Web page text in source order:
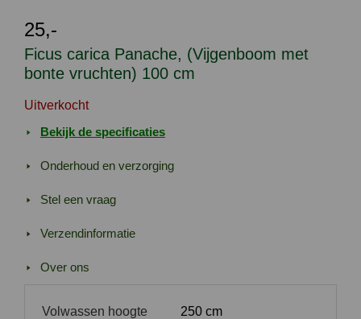
Ficus carica Panache, (Vijgenboom met
bonte vruchten) 100 cm
25,-
Uitverkocht
Bekijk de specificaties
Onderhoud en verzorging
Stel een vraag
Verzendinformatie
Over ons
Volwassen hoogte 250 cm